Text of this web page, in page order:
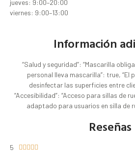
jueves: 9:00–20:00
viernes: 9:00–13:00
Información
“Salud y seguridad”: “Mascarilla
personal lleva mascarilla”: true, “El
desinfectar las superficies entre
“Accesibilidad”: “Acceso para sillas de
adaptado para usuarios en silla de
Reseñas
5 